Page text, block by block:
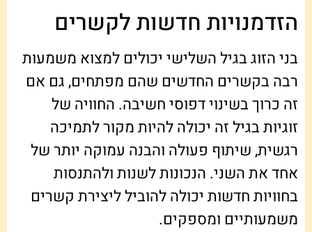
הזדמנויות חדשות לקשרים
בני הזוג בגיל השלישי יכולים למצוא משמעות
רבה בקשרים החדשים שהם מפתחים, גם אם
זה כרוך בשינוי דפוסי חשיבה. החוויה של
זוגיות בגיל זה יכולה להיות מקור לתמיכה
רגשית, שיתוף פעולה והבנה עמוקה יותר של
אחד את השני. הנכונות לשנות ולהתנסות
בחוויות חדשות יכולה להוביל ליצירת קשרים
משמעותיים ומספקים.